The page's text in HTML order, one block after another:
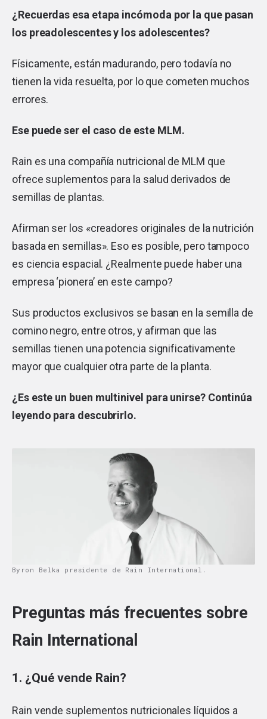
¿Recuerdas esa etapa incómoda por la que pasan
los preadolescentes y los adolescentes?
Físicamente, están madurando, pero todavía no
tienen la vida resuelta, por lo que cometen muchos
errores.
Ese puede ser el caso de este MLM.
Rain es una compañía nutricional de MLM que
ofrece suplementos para la salud derivados de
semillas de plantas.
Afirman ser los «creadores originales de la nutrición
basada en semillas». Eso es posible, pero tampoco
es ciencia espacial. ¿Realmente puede haber una
empresa ‘pionera’ en este campo?
Sus productos exclusivos se basan en la semilla de
comino negro, entre otros, y afirman que las
semillas tienen una potencia significativamente
mayor que cualquier otra parte de la planta.
¿Es este un buen multinivel para unirse? Continúa
leyendo para descubrirlo.
Byron Belka presidente de Rain International.
Preguntas más frecuentes sobre
Rain International
1. ¿Qué vende Rain?
Rain vende suplementos nutricionales líquidos a